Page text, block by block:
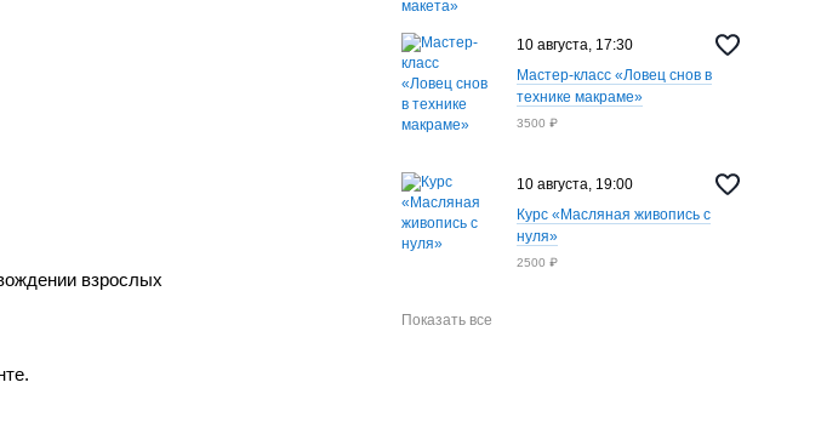
взрослых
10 августа, 17:30
Мастер-класс «Ловец снов в
технике макраме»
3500 ₽
10 августа, 19:00
Курс «Масляная живопись с
нуля»
2500 ₽
Показать все